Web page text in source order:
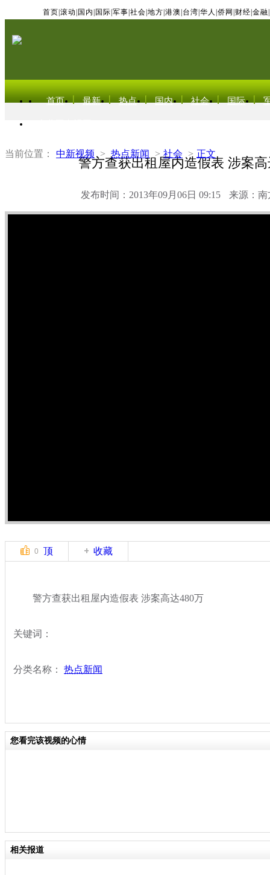
首页 滚动 国内 国际 军事 社会 地方 港澳 台湾 华人 侨网 财经 金融
首页 最新 热点 国内 社会 国际
当前位置： 中新视频 > 热点新闻 > 社会 > 正文
警方查获出租屋内造假表 涉案高
发布时间：2013年09月06日 09:15 来源：南
0 顶 收藏
警方查获出租屋内造假表 涉案高达480万
关键词：
分类名称： 热点新闻
您看完该视频的心情
相关报道